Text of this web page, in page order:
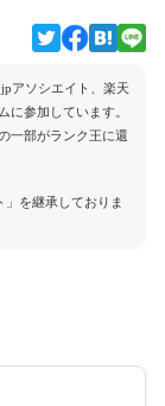
アソシエイト、楽天
に参加しています。
一部がランク王に還
」を継承しておりま